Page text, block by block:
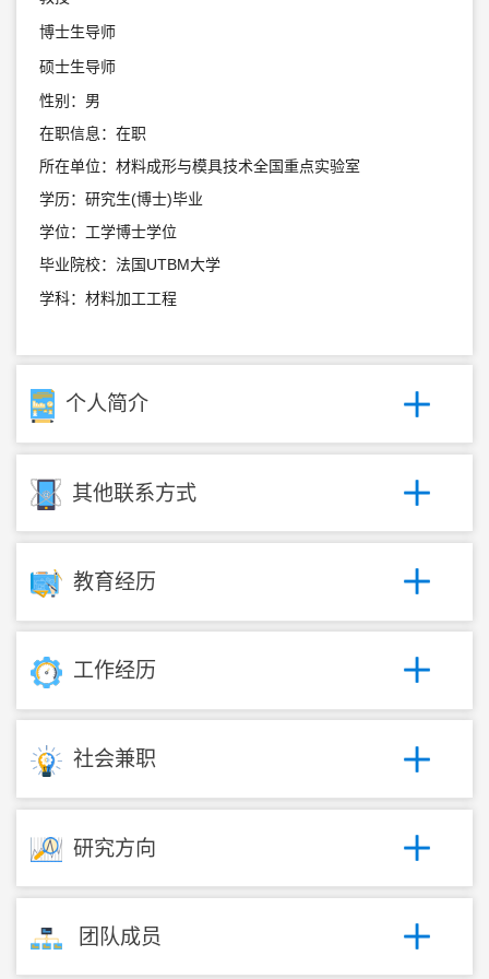
博士生导师
硕士生导师
性别：男
在职信息：在职
所在单位：材料成形与模具技术全国重点实验室
学历：研究生(博士)毕业
学位：工学博士学位
毕业院校：法国UTBM大学
学科：材料加工工程
个人简介
其他联系方式
教育经历
工作经历
社会兼职
研究方向
团队成员